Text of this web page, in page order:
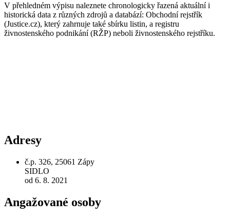
V přehledném výpisu naleznete chronologicky řazená aktuální i
historická data z různých zdrojů a databází: Obchodní rejstřík
(Justice.cz), který zahrnuje také sbírku listin, a registru
živnostenského podnikání (RŽP) neboli živnostenského rejstříku.
Adresy
č.p. 326, 25061 Zápy
SIDLO
od 6. 8. 2021
Angažované osoby